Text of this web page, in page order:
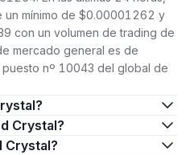
un mínimo de $0.00001262 y
con un volumen de trading de
mercado general es de
nº 10043 del global de
Crystal?
Crystal?